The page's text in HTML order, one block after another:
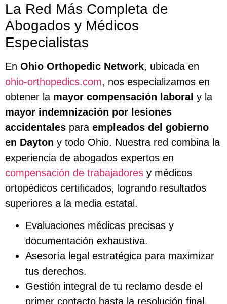
La Red Más Completa de
Abogados y Médicos
Especialistas
En Ohio Orthopedic Network, ubicada en
ohio-orthopedics.com, nos especializamos en
obtener la mayor compensación laboral y la
mayor indemnización por lesiones
accidentales para empleados del gobierno
en Dayton y todo Ohio. Nuestra red combina la
experiencia de abogados expertos en
compensación de trabajadores y médicos
ortopédicos certificados, logrando resultados
superiores a la media estatal.
Evaluaciones médicas precisas y
documentación exhaustiva.
Asesoría legal estratégica para maximizar
tus derechos.
Gestión integral de tu reclamo desde el
primer contacto hasta la resolución final.